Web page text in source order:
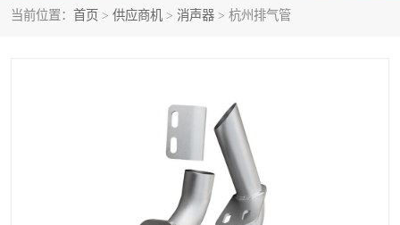
当前位置： 首页 > 供应商机 > 消声器 > 杭州排气管